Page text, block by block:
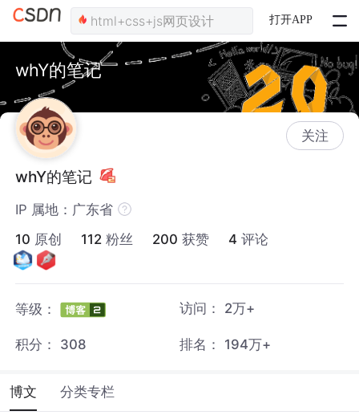
打开APP
whY的笔记
关注
whY的笔记
IP 属地：广东省
10 原创 112 粉丝 200 获赞 4 评论
等级： 访问： 2万+
积分： 308 排名： 194万+
博文 分类专栏